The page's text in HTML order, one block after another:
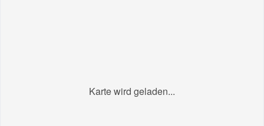
Karte wird geladen...